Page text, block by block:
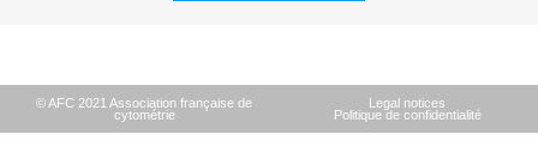
© AFC 2021 Association française de
cytométrie
Legal notices
Politique de confidentialité